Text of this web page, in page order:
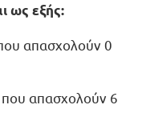
ως εξής:
απασχολούν 0
που απασχολούν 6